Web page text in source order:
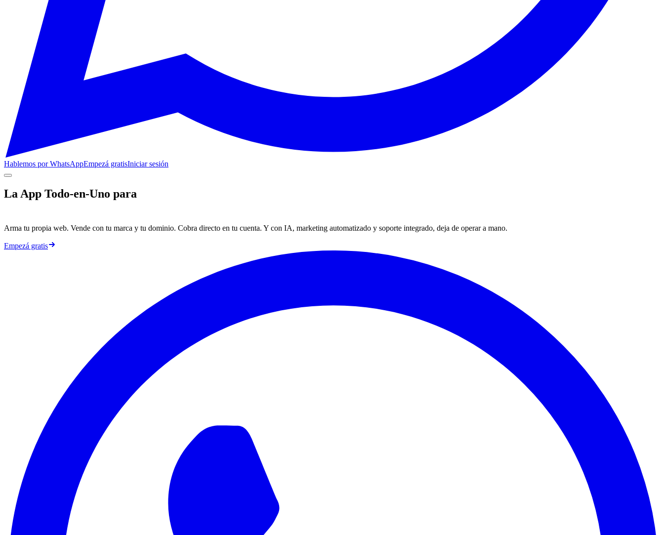
Hablemos por WhatsAppEmpezá gratisIniciar sesión
La App Todo-en-Uno para
Arma tu propia web. Vende con tu marca y tu dominio. Cobra directo en tu cuenta. Y con IA, marketing automatizado y soporte integrado, deja de operar a mano.
Empezá gratis